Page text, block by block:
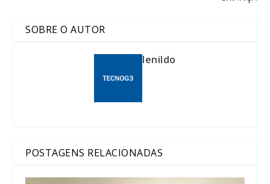
SOBRE O AUTOR
lenildo
POSTAGENS RELACIONADAS